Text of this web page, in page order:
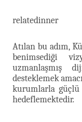
relatedinner
Atılan bu adım,
benimsediği
uzmanlaşmış
desteklemek
kurumlarla
hedeflemektedir.